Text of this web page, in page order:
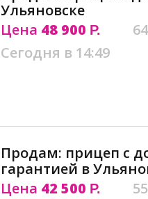
Ульяновске
Цена 48 900 Р.
Сегодня в 14:49
Продам: прицеп с
гарантией в
Цена 42 500 Р.